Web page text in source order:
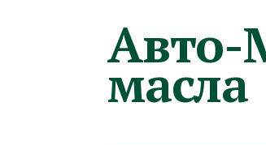
Авто-
масла